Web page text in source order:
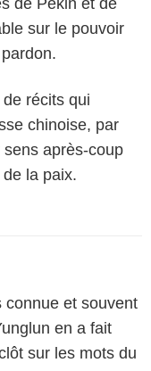
de Pékin et de
sur le pouvoir
récits qui
chinoise, par
après-coup
la paix.
connue et souvent
en a fait
sur les mots du